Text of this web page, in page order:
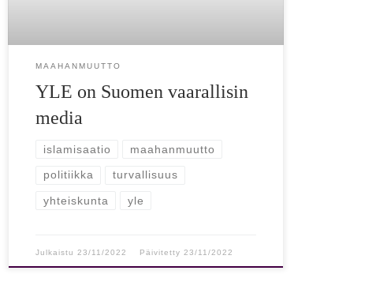
MAAHANMUUTTO
YLE on Suomen vaarallisin
media
islamisaatio maahanmuutto
politiikka turvallisuus
yhteiskunta yle
Julkaistu 23/11/2022 Päivitetty 23/11/2022